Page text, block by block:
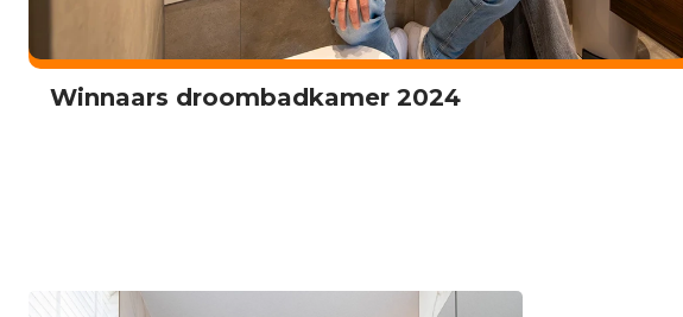
Warme wellness badkamer familie ten Voorde